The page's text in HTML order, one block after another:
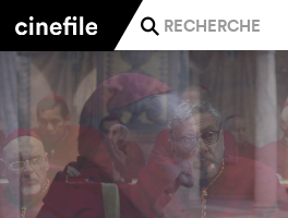
j